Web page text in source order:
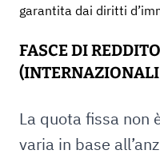
garantita dai diritti
FASCE DI
La quota fissa non
varia in base